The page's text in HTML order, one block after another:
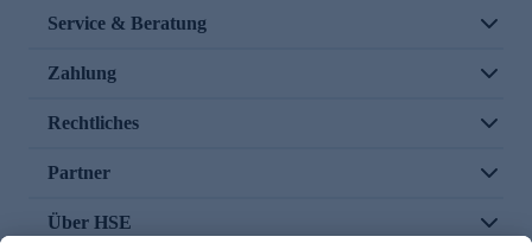
Service & Beratung
Zahlung
Rechtliches
Partner
Über HSE